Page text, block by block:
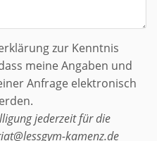
zur Kenntnis
meine Angaben und
Anfrage elektronisch
jederzeit für die
kamenz.de